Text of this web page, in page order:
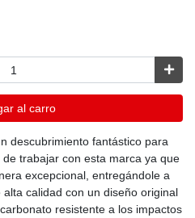
al carro
descubrimiento fantástico para
trabajar con esta marca ya que
excepcional, entregándole a
calidad con un diseño original
resistente a los impactos